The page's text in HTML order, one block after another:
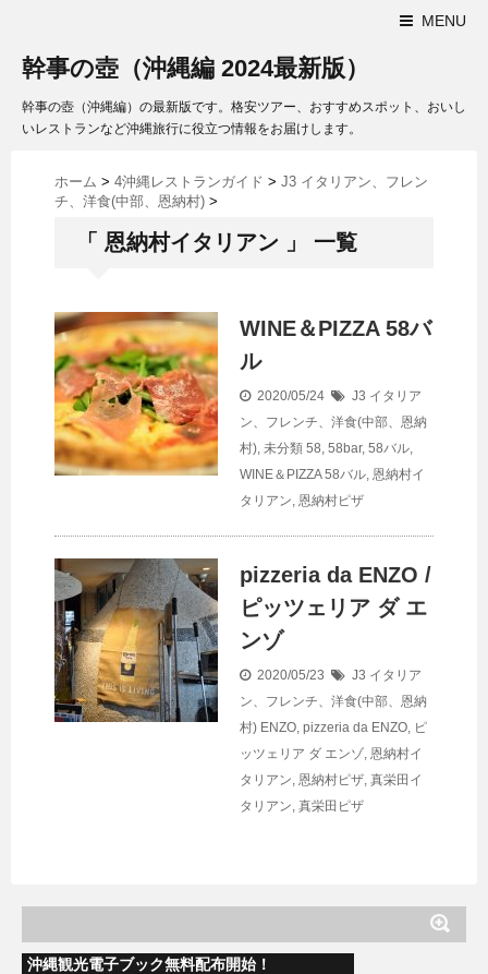
MENU
幹事の壺（沖縄編 2024最新版）
幹事の壺（沖縄編）の最新版です。格安ツアー、おすすめスポット、おいし
いレストランなど沖縄旅行に役立つ情報をお届けします。
ホーム > 4沖縄レストランガイド > J3 イタリアン、フレン
チ、洋食(中部、恩納村) >
「 恩納村イタリアン 」 一覧
WINE＆PIZZA 58バ
ル
2020/05/24
J3 イタリア
ン、フレンチ、洋食(中部、恩納
村), 未分類 58, 58bar, 58バル,
WINE＆PIZZA 58バル, 恩納村イ
タリアン, 恩納村ピザ
pizzeria da ENZO /
ピッツェリア ダ エ
ンゾ
2020/05/23
J3 イタリア
ン、フレンチ、洋食(中部、恩納
村) ENZO, pizzeria da ENZO, ピ
ッツェリア ダ エンゾ, 恩納村イ
タリアン, 恩納村ピザ, 真栄田イ
タリアン, 真栄田ピザ
沖縄観光電子ブック無料配布開始！